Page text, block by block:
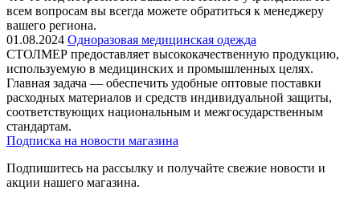
всем вопросам вы всегда можете обратиться к менеджеру
вашего региона.
01.08.2024 Одноразовая медицинская одежда
СТОЛМЕР предоставляет высококачественную продукцию,
используемую в медицинских и промышленных целях.
Главная задача — обеспечить удобные оптовые поставки
расходных материалов и средств индивидуальной защиты,
соответствующих национальным и межгосударственным
стандартам.
Подписка на новости магазина
Подпишитесь на рассылку и получайте свежие новости и
акции нашего магазина.